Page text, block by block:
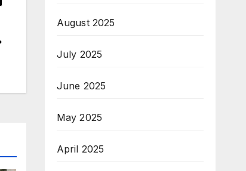
August 2025
July 2025
June 2025
May 2025
April 2025